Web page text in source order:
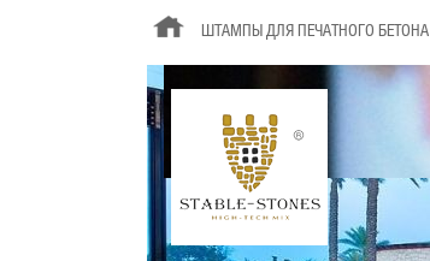
ШТАМПЫ ДЛЯ ПЕЧАТНОГО БЕТОНА